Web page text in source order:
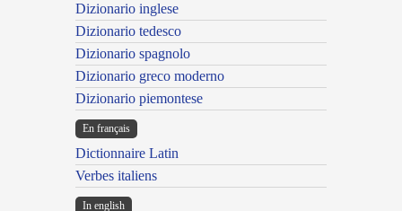
Dizionario inglese
Dizionario tedesco
Dizionario spagnolo
Dizionario greco moderno
Dizionario piemontese
En français
Dictionnaire Latin
Verbes italiens
In english